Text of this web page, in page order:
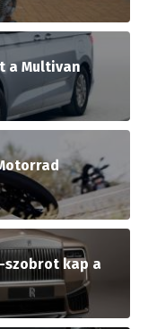
a Multivan
szobrot kap a